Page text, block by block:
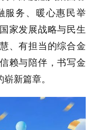
服务、暖心惠民举
家发展战略与民生
、有担当的综合金
赖与陪伴，书写金
新篇章。